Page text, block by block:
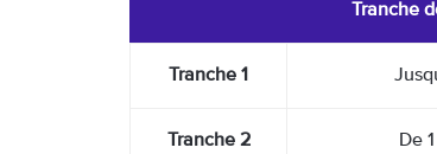
Tranche
Tranche 1
Tranche 2 De